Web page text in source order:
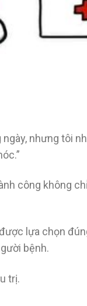
nhưng tôi
công không
lựa chọn
bệnh.
trị.